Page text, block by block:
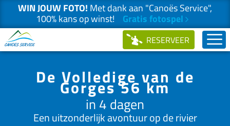
WIN JOUW FOTO! Met dank aan "Canoës Service",
100% kans op winst! Gratis fotospel
Skip
to
RESERVEER
De Volledige van de
Gorges 56 km
in 4 dagen
Een uitzonderlijk avontuur op de rivier